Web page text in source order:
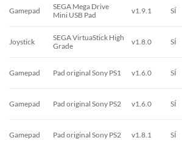
Gamepad
SEGA Mega Drive
Mini USB Pad
v1.9.1 SÍ
Joystick
SEGA VirtuaStick High
Grade
v1.8.0 SÍ
Gamepad Pad original Sony PS1 v1.6.0 SÍ
Gamepad Pad original Sony PS2 v1.6.0 SÍ
Gamepad Pad original Sony PS2 v1.8.1 SÍ